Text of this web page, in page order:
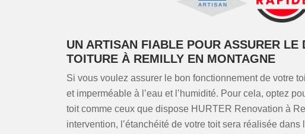
UN ARTISAN FIABLE POUR ASSURER LE
TOITURE À REMILLY EN MONTAGNE
Si vous voulez assurer le bon fonctionnement de votre
et imperméable à l’eau et l’humidité. Pour cela, optez
toit comme ceux que dispose HURTER Renovation à
intervention, l’étanchéité de votre toit sera réalisée